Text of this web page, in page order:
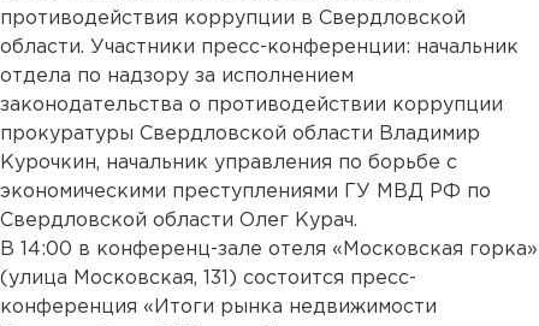
противодействия коррупции в Свердловской
области. Участники пресс-конференции: начальник
отдела по надзору за исполнением
законодательства о противодействии коррупции
прокуратуры Свердловской области Владимир
Курочкин, начальник управления по борьбе с
экономическими преступлениями ГУ МВД РФ по
Свердловской области Олег Курач.
В 14:00 в конференц-зале отеля «Московская горка»
(улица Московская, 131) состоится пресс-
конференция «Итоги рынка недвижимости